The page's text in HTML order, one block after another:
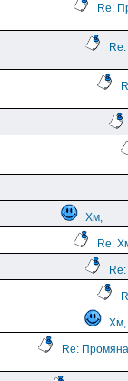
Re:
Хм,
Re:
Хм,
Re: